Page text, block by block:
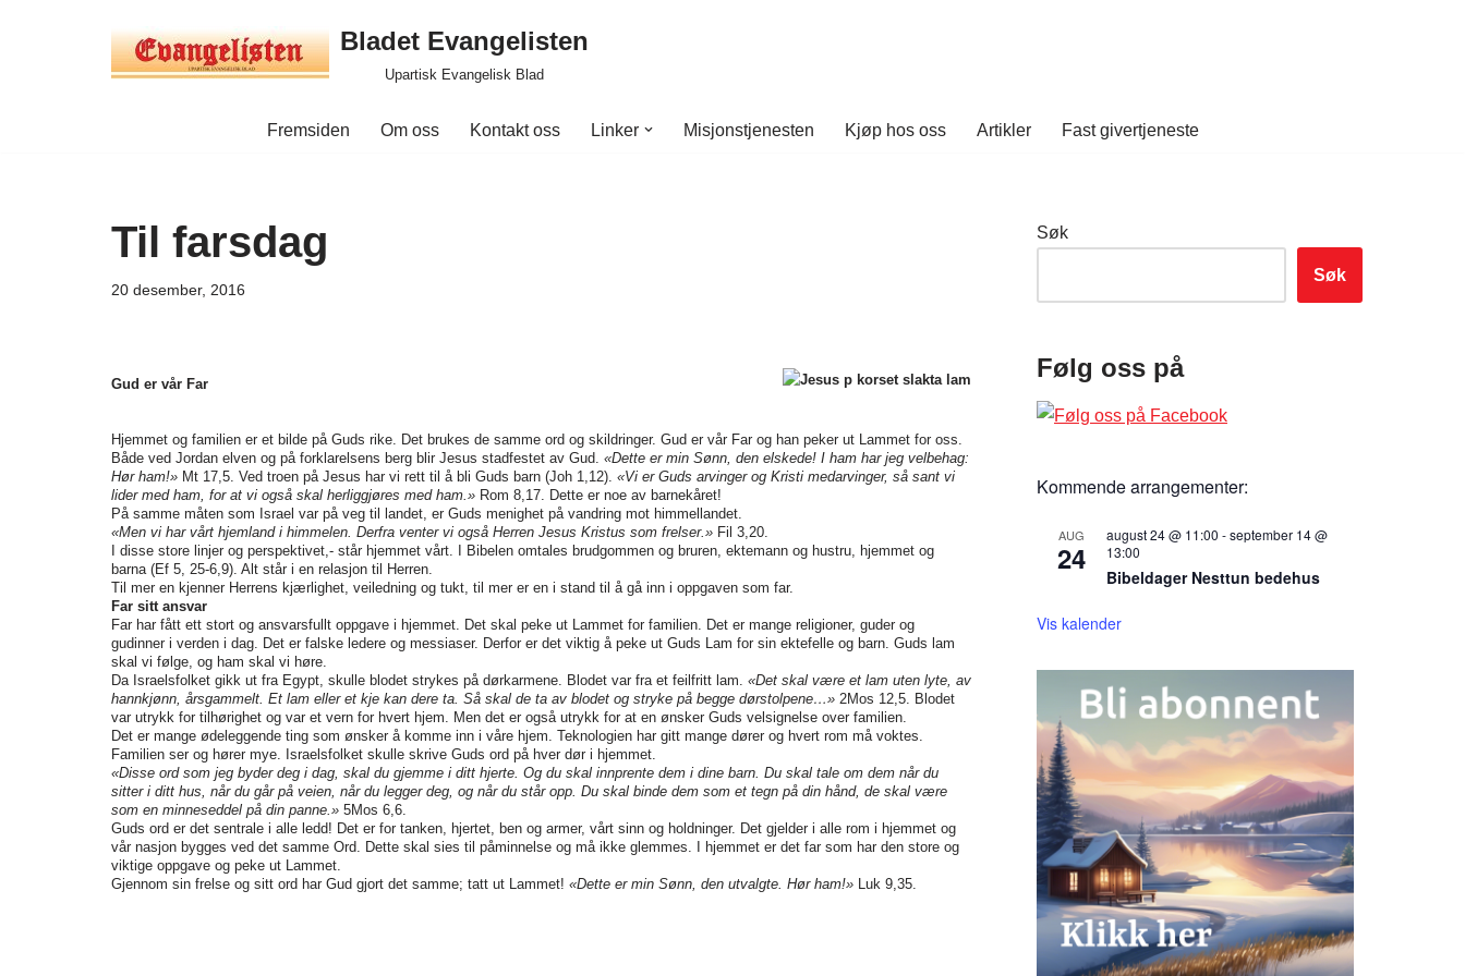
Bladet Evangelisten
Upartisk Evangelisk Blad
Fremsiden Om oss Kontakt oss Linker Misjonstjenesten Kjøp hos oss Artikler Fast givertjeneste
Til farsdag
20 desember, 2016
Gud er vår Far
Hjemmet og familien er et bilde på Guds rike. Det brukes de samme ord og skildringer. Gud er vår Far og han peker ut Lammet for oss.
Både ved Jordan elven og på forklarelsens berg blir Jesus stadfestet av Gud. «Dette er min Sønn, den elskede! I ham har jeg velbehag:
Hør ham!» Mt 17,5. Ved troen på Jesus har vi rett til å bli Guds barn (Joh 1,12). «Vi er Guds arvinger og Kristi medarvinger, så sant vi
lider med ham, for at vi også skal herliggjøres med ham.» Rom 8,17. Dette er noe av barnekåret!
På samme måten som Israel var på veg til landet, er Guds menighet på vandring mot himmellandet.
«Men vi har vårt hjemland i himmelen. Derfra venter vi også Herren Jesus Kristus som frelser.» Fil 3,20.
I disse store linjer og perspektivet,- står hjemmet vårt. I Bibelen omtales brudgommen og bruren, ektemann og hustru, hjemmet og
barna (Ef 5, 25-6,9). Alt står i en relasjon til Herren.
Til mer en kjenner Herrens kjærlighet, veiledning og tukt, til mer er en i stand til å gå inn i oppgaven som far.
Far sitt ansvar
Far har fått ett stort og ansvarsfullt oppgave i hjemmet. Det skal peke ut Lammet for familien. Det er mange religioner, guder og
gudinner i verden i dag. Det er falske ledere og messiaser. Derfor er det viktig å peke ut Guds Lam for sin ektefelle og barn. Guds lam
skal vi følge, og ham skal vi høre.
Da Israelsfolket gikk ut fra Egypt, skulle blodet strykes på dørkarmene. Blodet var fra et feilfritt lam. «Det skal være et lam uten lyte, av
hannkjønn, årsgammelt. Et lam eller et kje kan dere ta. Så skal de ta av blodet og stryke på begge dørstolpene…» 2Mos 12,5. Blodet
var utrykk for tilhørighet og var et vern for hvert hjem. Men det er også utrykk for at en ønsker Guds velsignelse over familien.
Det er mange ødeleggende ting som ønsker å komme inn i våre hjem. Teknologien har gitt mange dører og hvert rom må voktes.
Familien ser og hører mye. Israelsfolket skulle skrive Guds ord på hver dør i hjemmet.
«Disse ord som jeg byder deg i dag, skal du gjemme i ditt hjerte. Og du skal innprente dem i dine barn. Du skal tale om dem når du
sitter i ditt hus, når du går på veien, når du legger deg, og når du står opp. Du skal binde dem som et tegn på din hånd, de skal være
som en minneseddel på din panne.» 5Mos 6,6.
Guds ord er det sentrale i alle ledd! Det er for tanken, hjertet, ben og armer, vårt sinn og holdninger. Det gjelder i alle rom i hjemmet og
vår nasjon bygges ved det samme Ord. Dette skal sies til påminnelse og må ikke glemmes. I hjemmet er det far som har den store og
viktige oppgave og peke ut Lammet.
Gjennom sin frelse og sitt ord har Gud gjort det samme; tatt ut Lammet! «Dette er min Sønn, den utvalgte. Hør ham!» Luk 9,35.
Søk
Søk
Følg oss på
Kommende arrangementer:
AUG
24
august 24 @ 11:00 -september 14 @
13:00
Bibeldager Nesttun bedehus
Vis kalender